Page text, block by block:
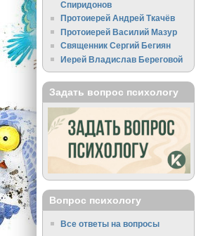
Спиридонов
Протоиерей Андрей Ткачёв
Протоиерей Василий Мазур
Священник Сергий Бегиян
Иерей Владислав Береговой
Задать вопрос психологу
Вопрос психологу
Все ответы на вопросы